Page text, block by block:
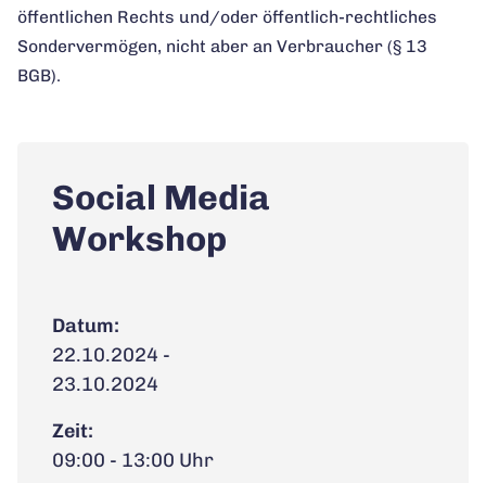
öffentlichen Rechts und/oder öffentlich-rechtliches
Sondervermögen, nicht aber an Verbraucher (§ 13
BGB).
Social Media
Workshop
Datum:
22.10.2024 -
23.10.2024
Zeit:
09:00 - 13:00 Uhr